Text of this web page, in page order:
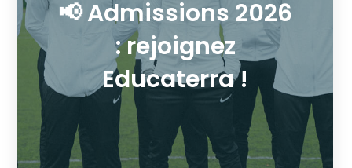
📢 Admissions 2026
: rejoignez
Educaterra !